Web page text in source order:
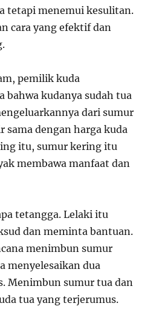
tetapi menemui kesulitan.
cara yang efektif dan
pemilik kuda
bahwa kudanya sudah tua
dari sumur
sama dengan harga kuda
itu, sumur kering itu
membawa manfaat dan
tetangga. Lelaki itu
dan meminta bantuan.
menimbun sumur
menyelesaikan dua
Menimbun sumur tua dan
tua yang terjerumus.